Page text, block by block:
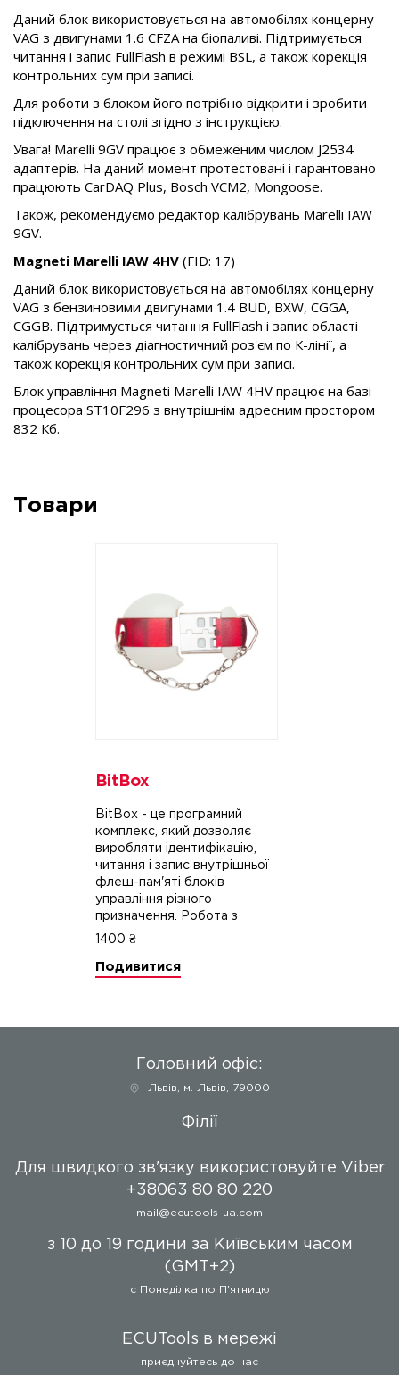
Даний блок використовується на автомобілях концерну
VAG з двигунами 1.6 CFZA на біопаливі. Підтримується
читання і запис FullFlash в режимі BSL, а також корекція
контрольних сум при записі.
Для роботи з блоком його потрібно відкрити і зробити
підключення на столі згідно з інструкцією.
Увага! Marelli 9GV працює з обмеженим числом J2534
адаптерів. На даний момент протестовані і гарантовано
працюють CarDAQ Plus, Bosch VCM2, Mongoose.
Також, рекомендуємо редактор калібрувань Marelli IAW
9GV.
Magneti Marelli IAW 4HV (FID: 17)
Даний блок використовується на автомобілях концерну
VAG з бензиновими двигунами 1.4 BUD, BXW, CGGA,
CGGB. Підтримується читання FullFlash і запис області
калібрувань через діагностичний роз'єм по К-лінії, а
також корекція контрольних сум при записі.
Блок управління Magneti Marelli IAW 4HV працює на базі
процесора ST10F296 з внутрішнім адресним простором
832 Кб.
Товари
BitBox
BitBox - це програмний
комплекс, який дозволяє
виробляти ідентифікацію,
читання і запис внутрішньої
флеш-пам'яті блоків
управління різного
призначення. Робота з
блоками здійснюється через
за допомогою адаптера
Іншими словами, BitBox це
флешер (завантажувач),
читання програми (вмісту
Для редагування
прошивок ви можете
працювати з тим-же ключем
редакторами, що працюють
з бінарними файлами.
програмної оболонки з
набором модулів.
1400 ₴
Подивитися
Головний офіс:
Львів, м. Львів, 79000
Філії
Для швидкого зв'язку використовуйте Viber
+38063 80 80 220
mail@ecutools-ua.com
з 10 до 19 години за Київським часом
(GMT+2)
c Понеділка по П'ятницю
ECUTools в мережі
приєднуйтесь до нас